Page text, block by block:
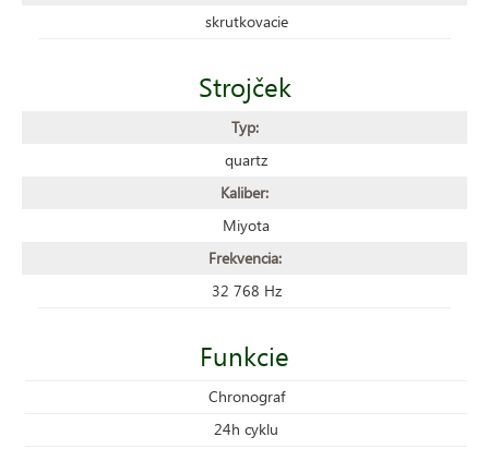
skrutkovacie
Strojček
Typ:
quartz
Kaliber:
Miyota
Frekvencia:
32 768 Hz
Funkcie
Chronograf
24h cyklu